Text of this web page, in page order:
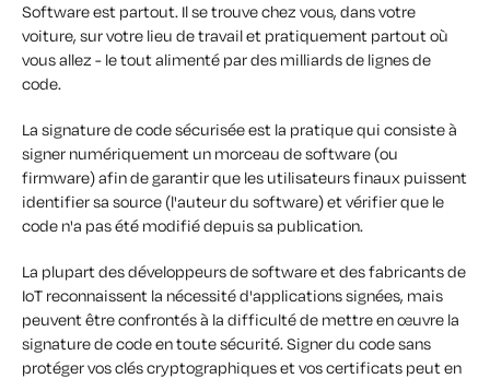
Software est partout. Il se trouve chez vous, dans votre
voiture, sur votre lieu de travail et pratiquement partout où
vous allez - le tout alimenté par des milliards de lignes de
code.
La signature de code sécurisée est la pratique qui consiste à
signer numériquement un morceau de software (ou
firmware) afin de garantir que les utilisateurs finaux puissent
identifier sa source (l'auteur du software) et vérifier que le
code n'a pas été modifié depuis sa publication.
La plupart des développeurs de software et des fabricants de
IoT reconnaissent la nécessité d'applications signées, mais
peuvent être confrontés à la difficulté de mettre en œuvre la
signature de code en toute sécurité. Signer du code sans
protéger vos clés cryptographiques et vos certificats peut en